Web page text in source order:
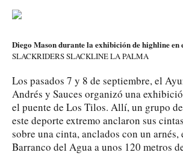
Diego Mason durante la exhibición de highline en
SLACKRIDERS SLACKLINE LA PALMA
Los pasados 7 y 8 de septiembre, el
Andrés y Sauces organizó una
el puente de Los Tilos. Allí, un grupo
este deporte extremo anclaron sus
sobre una cinta, anclados con un
Barranco del Agua a unos 120 metros